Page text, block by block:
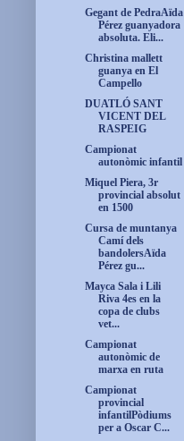
Gegant de PedraAïda
Pérez guanyadora
absoluta. Eli...
Christina mallett
guanya en El
Campello
DUATLÓ SANT
VICENT DEL
RASPEIG
Campionat
autonòmic infantil
Miquel Piera, 3r
provincial absolut
en 1500
Cursa de muntanya
Camí dels
bandolersAïda
Pérez gu...
Mayca Sala i Lili
Riva 4es en la
copa de clubs
vet...
Campionat
autonòmic de
marxa en ruta
Campionat
provincial
infantilPòdiums
per a Oscar C...